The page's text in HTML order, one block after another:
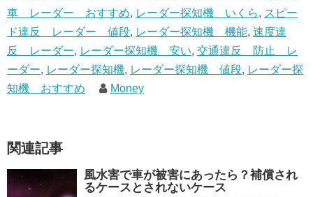
車 レーダー おすすめ, レーダー探知機 いくら, スピー
ド違反 レーダー 値段, レーダー探知機 機能, 速度違
反 レーダー, レーダー探知機 安い, 交通違反 防止 レ
ーダー, レーダー探知機, レーダー探知機 値段, レーダー探
知機 おすすめ
Money
関連記事
風水害で車が被害にあったら？補償され
るケースとされないケース